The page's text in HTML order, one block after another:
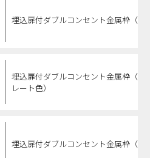
埋込扉付ダブルコンセント金属枠（
埋込扉付ダブルコンセント金属枠（チ
レート色）
埋込扉付ダブルコンセント金属枠（GY